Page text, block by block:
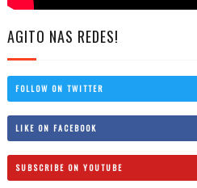
AGITO NAS REDES!
FOLLOW ON TWITTER
LIKE ON FACEBOOK
SUBSCRIBE ON YOUTUBE